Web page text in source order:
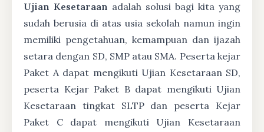
Ujian Kesetaraan adalah solusi bagi kita yang
sudah berusia di atas usia sekolah namun ingin
memiliki pengetahuan, kemampuan dan ijazah
setara dengan SD, SMP atau SMA. Peserta kejar
Paket A dapat mengikuti Ujian Kesetaraan SD,
peserta Kejar Paket B dapat mengikuti Ujian
Kesetaraan tingkat SLTP dan peserta Kejar
Paket C dapat mengikuti Ujian Kesetaraan